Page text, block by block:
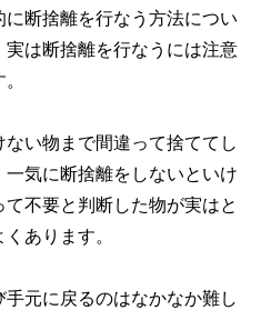
断捨離を行なう方法につい
は断捨離を行なうには注意
い物まで間違って捨ててし
気に断捨離をしないといけ
不要と判断した物が実はと
あります。
元に戻るのはなかなか難し